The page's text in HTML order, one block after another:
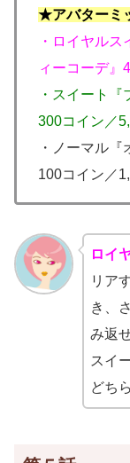
★アバターミ
・ロイヤル
ィーコーデ』
・スイート『
300コイン／
・ノーマル『
100コイン／
ロイ
リア
き、
み返
スイ
どち